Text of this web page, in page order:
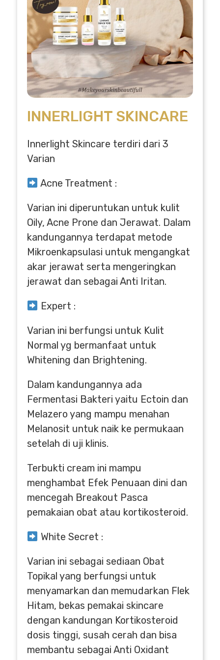
INNERLIGHT SKINCARE
Innerlight Skincare terdiri dari 3
Varian
Acne Treatment :
Varian ini diperuntukan untuk kulit
Oily, Acne Prone dan Jerawat. Dalam
kandungannya terdapat metode
Mikroenkapsulasi untuk mengangkat
akar jerawat serta mengeringkan
jerawat dan sebagai Anti Iritan.
Expert :
Varian ini berfungsi untuk Kulit
Normal yg bermanfaat untuk
Whitening dan Brightening.
Dalam kandungannya ada
Fermentasi Bakteri yaitu Ectoin dan
Melazero yang mampu menahan
Melanosit untuk naik ke permukaan
setelah di uji klinis.
Terbukti cream ini mampu
menghambat Efek Penuaan dini dan
mencegah Breakout Pasca
pemakaian obat atau kortikosteroid.
White Secret :
Varian ini sebagai sediaan Obat
Topikal yang berfungsi untuk
menyamarkan dan memudarkan Flek
Hitam, bekas pemakai skincare
dengan kandungan Kortikosteroid
dosis tinggi, susah cerah dan bisa
membantu sebagai Anti Oxidant